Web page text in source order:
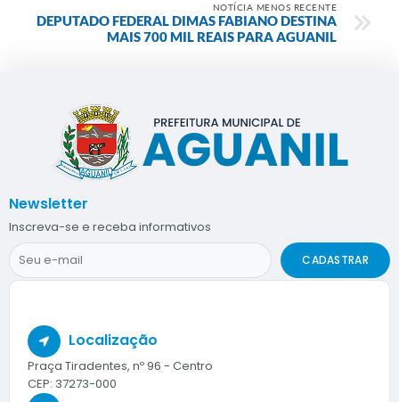
NOTÍCIA MENOS RECENTE
DEPUTADO FEDERAL DIMAS FABIANO DESTINA
MAIS 700 MIL REAIS PARA AGUANIL
Localização
Praça Tiradentes, nº 96 - Centro
CEP: 37273-000
Newsletter
Inscreva-se e receba informativos
CADASTRAR